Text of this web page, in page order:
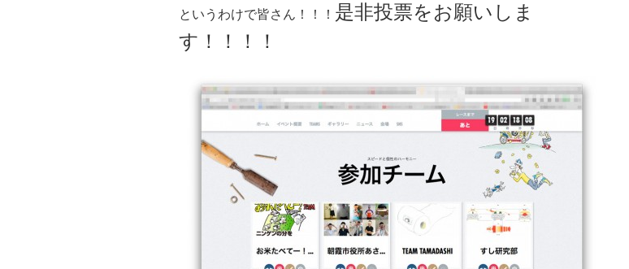
というわけで皆さん！！！ 是非投票をお願いしま
す！！！！